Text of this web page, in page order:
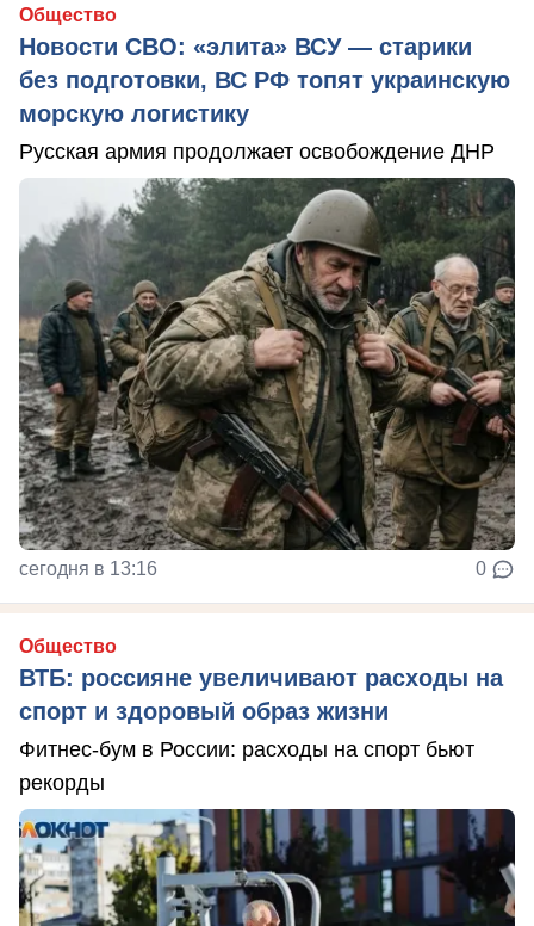
Общество
Новости СВО: «элита» ВСУ — старики
без подготовки, ВС РФ топят украинскую
морскую логистику
Русская армия продолжает освобождение ДНР
сегодня в 13:16 0
Общество
ВТБ: россияне увеличивают расходы на
спорт и здоровый образ жизни
Фитнес-бум в России: расходы на спорт бьют
рекорды